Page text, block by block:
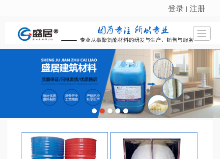
很遗憾，因您的浏览器版本过低导致无法获得最佳浏览体验，推荐下载安装谷歌浏览器！
登录 丨 注册
公司介绍产品展示新闻动态 荣誉资质工程案例留言反馈